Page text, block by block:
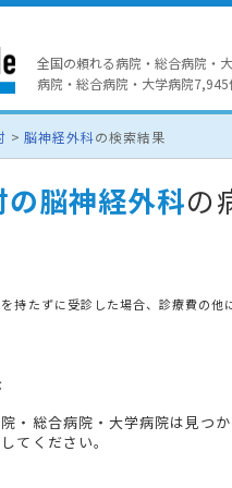
全国の頼れる病院・総合病院・
病院・総合病院・大学病院
脳神経外科の検索結果
脳神経外科の
持たずに受診した場合、診療費の他
・総合病院・大学病院は見つか
てください。